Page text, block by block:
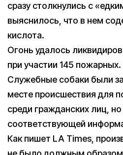
сразу столкнулись с
выяснилось, что в нем
кислота.
Огонь удалось
при участии 145 пожарных.
Служебные собаки были
месте происшествия для
среди гражданских лиц, но
соответствующей
Как пишет LA Times,